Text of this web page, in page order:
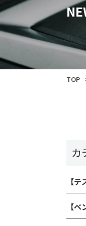
TOP
カ
【
【